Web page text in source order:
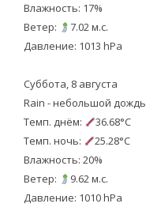
Влажность: 17%
Ветер:
7.02 м.с.
Давление: 1013 hPa
Суббота, 8 августа
Rain - небольшой дождь
Темп. днём:
36.68°C
Темп. ночь:
25.28°C
Влажность: 20%
Ветер:
9.62 м.с.
Давление: 1010 hPa